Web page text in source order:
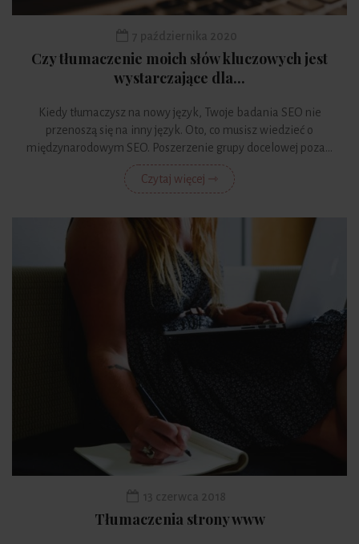
Czy tłumaczenie moich słów kluczowych jest
wystarczające dla...
Kiedy tłumaczysz na nowy język, Twoje badania SEO nie
przenoszą się na inny język. Oto, co musisz wiedzieć o
międzynarodowym SEO. Poszerzenie grupy docelowej poza...
Czytaj więcej ⇾
Tłumaczenia strony www